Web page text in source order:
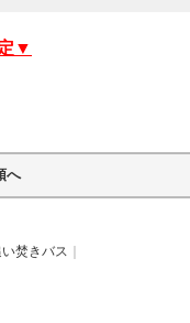
▼
へ
焚きバス